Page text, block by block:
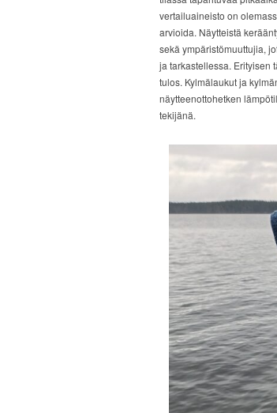
vertailuaineisto on
arvioida. Näytteistä
sekä ympäristömuuttujia,
ja tarkastellessa. Erityisen
tulos. Kylmälaukut ja
näytteenottohetken
tekijänä.